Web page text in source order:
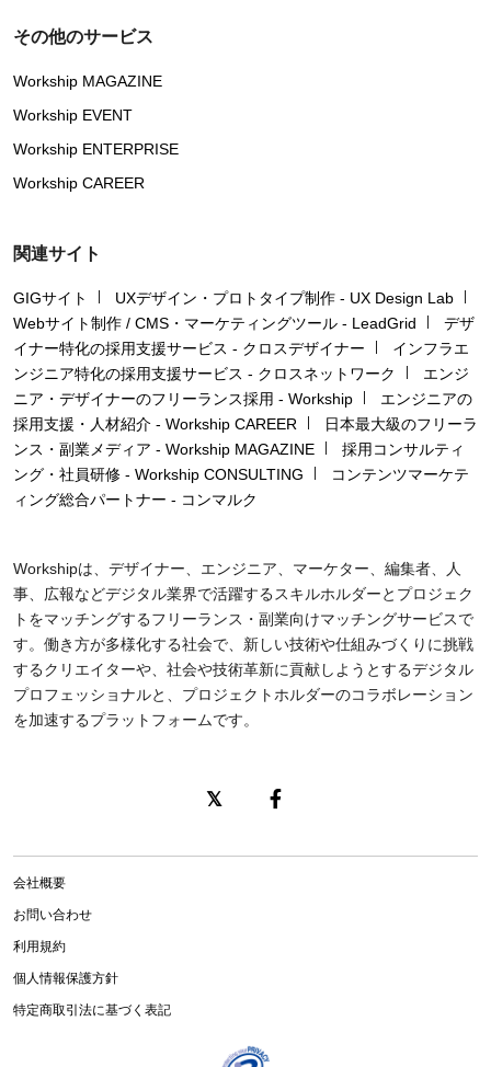
その他のサービス
Workship MAGAZINE
Workship EVENT
Workship ENTERPRISE
Workship CAREER
関連サイト
GIGサイト
UXデザイン・プロトタイプ制作 - UX Design Lab
Webサイト制作 / CMS・マーケティングツール - LeadGrid
デザ
イナー特化の採用支援サービス - クロスデザイナー
インフラエ
ンジニア特化の採用支援サービス - クロスネットワーク
エンジ
ニア・デザイナーのフリーランス採用 - Workship
エンジニアの
採用支援・人材紹介 - Workship CAREER
日本最大級のフリーラ
ンス・副業メディア - Workship MAGAZINE
採用コンサルティ
ング・社員研修 - Workship CONSULTING
コンテンツマーケテ
ィング総合パートナー - コンマルク
Workshipは、デザイナー、エンジニア、マーケター、編集者、人
事、広報などデジタル業界で活躍するスキルホルダーとプロジェク
トをマッチングするフリーランス・副業向けマッチングサービスで
す。働き方が多様化する社会で、新しい技術や仕組みづくりに挑戦
するクリエイターや、社会や技術革新に貢献しようとするデジタル
プロフェッショナルと、プロジェクトホルダーのコラボレーション
を加速するプラットフォームです。
会社概要
お問い合わせ
利用規約
個人情報保護方針
特定商取引法に基づく表記